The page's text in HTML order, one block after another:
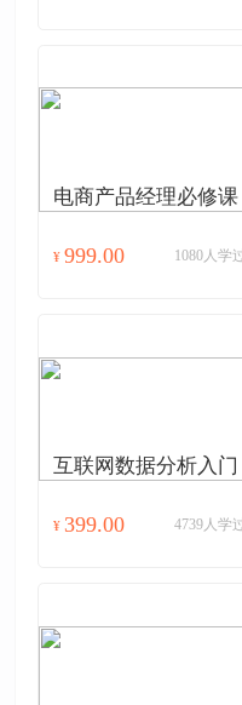
电商产品经理必修课
¥ 999.00 1080人学
互联网数据分析入门
¥ 399.00 4739人学